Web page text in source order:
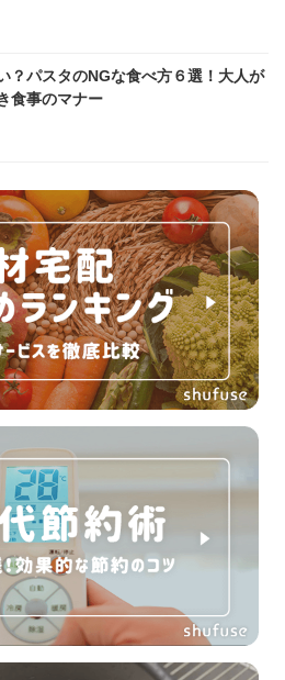
？パスタのNGな食べ方６選！大人が
食事のマナー